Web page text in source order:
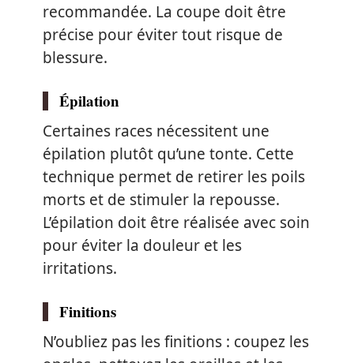
recommandée. La coupe doit être
précise pour éviter tout risque de
blessure.
Épilation
Certaines races nécessitent une
épilation plutôt qu’une tonte. Cette
technique permet de retirer les poils
morts et de stimuler la repousse.
L’épilation doit être réalisée avec soin
pour éviter la douleur et les
irritations.
Finitions
N’oubliez pas les finitions : coupez les